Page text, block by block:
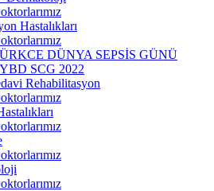
Hastalıkları
DÜNYA SEPSİS GÜNÜ
SCG 2022
Rehabilitasyon